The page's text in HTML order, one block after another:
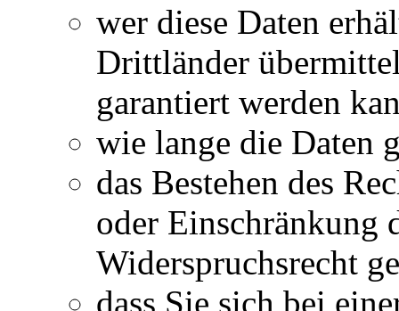
wer diese Daten
Drittländer
garantiert werden
wie lange die Daten
das Bestehen des
oder Einschränkung
Widerspruchsrecht
dass Sie sich bei